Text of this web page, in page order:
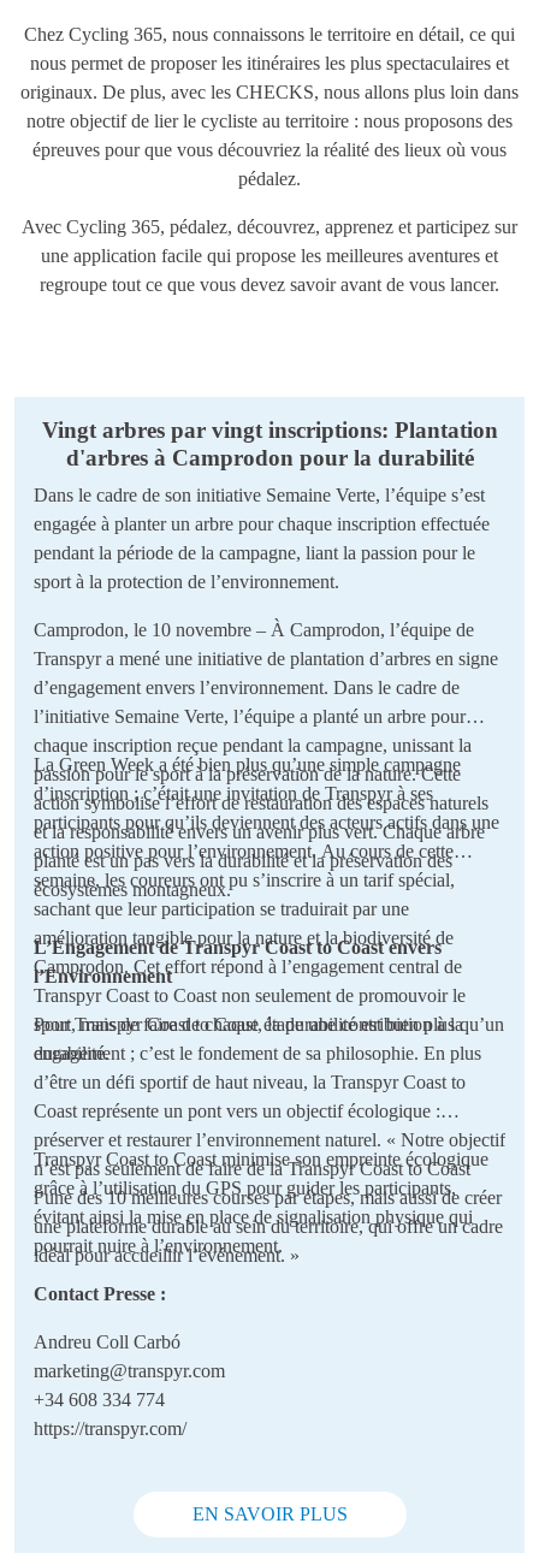
Chez Cycling 365, nous connaissons le territoire en détail, ce qui
nous permet de proposer les itinéraires les plus spectaculaires et
originaux. De plus, avec les CHECKS, nous allons plus loin dans
notre objectif de lier le cycliste au territoire : nous proposons des
épreuves pour que vous découvriez la réalité des lieux où vous
pédalez.
Avec Cycling 365, pédalez, découvrez, apprenez et participez sur
une application facile qui propose les meilleures aventures et
regroupe tout ce que vous devez savoir avant de vous lancer.
Vingt arbres par vingt inscriptions: Plantation
d'arbres à Camprodon pour la durabilité
Dans le cadre de son initiative Semaine Verte, l’équipe s’est
engagée à planter un arbre pour chaque inscription effectuée
pendant la période de la campagne, liant la passion pour le
sport à la protection de l’environnement.
Camprodon, le 10 novembre – À Camprodon, l’équipe de
Transpyr a mené une initiative de plantation d’arbres en signe
d’engagement envers l’environnement. Dans le cadre de
l’initiative Semaine Verte, l’équipe a planté un arbre pour
chaque inscription reçue pendant la campagne, unissant la
passion pour le sport à la préservation de la nature. Cette
action symbolise l’effort de restauration des espaces naturels
et la responsabilité envers un avenir plus vert. Chaque arbre
planté est un pas vers la durabilité et la préservation des
écosystèmes montagneux.
La Green Week a été bien plus qu’une simple campagne
d’inscription ; c’était une invitation de Transpyr à ses
participants pour qu’ils deviennent des acteurs actifs dans une
action positive pour l’environnement. Au cours de cette
semaine, les coureurs ont pu s’inscrire à un tarif spécial,
sachant que leur participation se traduirait par une
amélioration tangible pour la nature et la biodiversité de
Camprodon. Cet effort répond à l’engagement central de
Transpyr Coast to Coast non seulement de promouvoir le
sport, mais de faire de chaque étape une contribution à la
durabilité.
L’Engagement de Transpyr Coast to Coast envers
l’Environnement
Pour Transpyr Coast to Coast, la durabilité est bien plus qu’un
engagement ; c’est le fondement de sa philosophie. En plus
d’être un défi sportif de haut niveau, la Transpyr Coast to
Coast représente un pont vers un objectif écologique :
préserver et restaurer l’environnement naturel. « Notre objectif
n’est pas seulement de faire de la Transpyr Coast to Coast
l’une des 10 meilleures courses par étapes, mais aussi de créer
une plateforme durable au sein du territoire, qui offre un cadre
idéal pour accueillir l’événement. »
Transpyr Coast to Coast minimise son empreinte écologique
grâce à l’utilisation du GPS pour guider les participants,
évitant ainsi la mise en place de signalisation physique qui
pourrait nuire à l’environnement.
Contact Presse :
Andreu Coll Carbó
marketing@transpyr.com
+34 608 334 774
https://transpyr.com/
EN SAVOIR PLUS